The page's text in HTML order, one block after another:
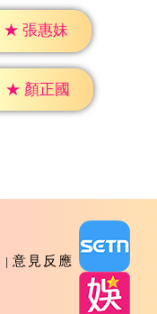
★ 張惠妹
★ 顏正國
意見反應